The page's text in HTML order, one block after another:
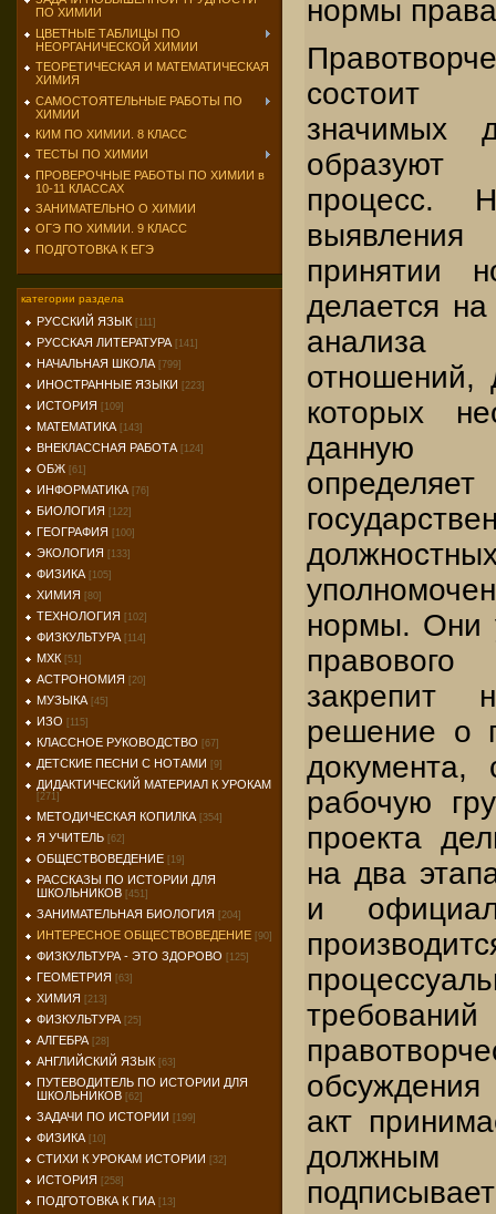
ПО ХИМИИ
ЦВЕТНЫЕ ТАБЛИЦЫ ПО
НЕОРГАНИЧЕСКОЙ ХИМИИ
ТЕОРЕТИЧЕСКАЯ И МАТЕМАТИЧЕСКАЯ
ХИМИЯ
САМОСТОЯТЕЛЬНЫЕ РАБОТЫ ПО
ХИМИИ
КИМ ПО ХИМИИ. 8 КЛАСС
ТЕСТЫ ПО ХИМИИ
ПРОВЕРОЧНЫЕ РАБОТЫ ПО ХИМИИ в
10-11 КЛАССАХ
ЗАНИМАТЕЛЬНО О ХИМИИ
ОГЭ ПО ХИМИИ. 9 КЛАСС
ПОДГОТОВКА К ЕГЭ
категории раздела
РУССКИЙ ЯЗЫК [111]
РУССКАЯ ЛИТЕРАТУРА [141]
НАЧАЛЬНАЯ ШКОЛА [799]
ИНОСТРАННЫЕ ЯЗЫКИ [223]
ИСТОРИЯ [109]
МАТЕМАТИКА [143]
ВНЕКЛАССНАЯ РАБОТА [124]
ОБЖ [61]
ИНФОРМАТИКА [76]
БИОЛОГИЯ [122]
ГЕОГРАФИЯ [100]
ЭКОЛОГИЯ [133]
ФИЗИКА [105]
ХИМИЯ [80]
ТЕХНОЛОГИЯ [102]
ФИЗКУЛЬТУРА [114]
МХК [51]
АСТРОНОМИЯ [20]
МУЗЫКА [45]
ИЗО [115]
КЛАССНОЕ РУКОВОДСТВО [67]
ДЕТСКИЕ ПЕСНИ С НОТАМИ [9]
ДИДАКТИЧЕСКИЙ МАТЕРИАЛ К УРОКАМ
[271]
МЕТОДИЧЕСКАЯ КОПИЛКА [354]
Я УЧИТЕЛЬ [62]
ОБЩЕСТВОВЕДЕНИЕ [19]
РАССКАЗЫ ПО ИСТОРИИ ДЛЯ
ШКОЛЬНИКОВ [451]
ЗАНИМАТЕЛЬНАЯ БИОЛОГИЯ [204]
ИНТЕРЕСНОЕ ОБЩЕСТВОВЕДЕНИЕ [90]
ФИЗКУЛЬТУРА - ЭТО ЗДОРОВО [125]
ГЕОМЕТРИЯ [63]
ХИМИЯ [213]
ФИЗКУЛЬТУРА [25]
АЛГЕБРА [28]
АНГЛИЙСКИЙ ЯЗЫК [63]
ПУТЕВОДИТЕЛЬ ПО ИСТОРИИ ДЛЯ
ШКОЛЬНИКОВ [62]
ЗАДАЧИ ПО ИСТОРИИ [199]
ФИЗИКА [10]
СТИХИ К УРОКАМ ИСТОРИИ [32]
ИСТОРИЯ [258]
ПОДГОТОВКА К ГИА [13]
нормы
состоит
значимых
образуют
процесс.
принятии
делается
анализа
отношений,
которых
данную
нормы. Они
закрепит
решение о
документа,
рабочую
проекта
на два
и
акт